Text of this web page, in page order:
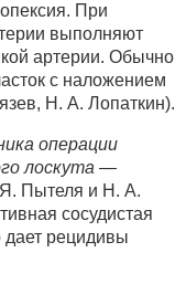
При
выполняют
артерии. Обычно
с наложением
Н. А. Лопаткин).
операции
лоскута —
Пытеля и Н. А.
сосудистая
рецидивы